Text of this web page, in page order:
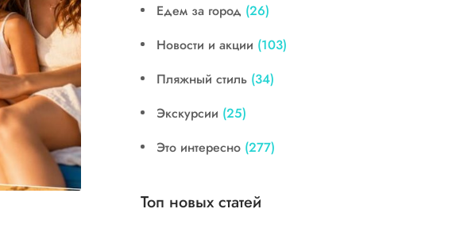
Едем за город (26)
Новости и акции (103)
Пляжный стиль (34)
Экскурсии (25)
Это интересно (277)
Топ новых статей